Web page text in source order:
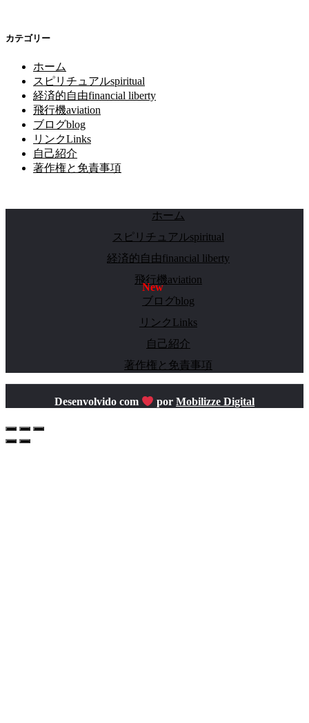
カテゴリー
ホーム
スピリチュアルspiritual
経済的自由financial liberty
飛行機aviation
ブログblog
リンクLinks
自己紹介
著作権と免責事項
ホーム
スピリチュアルspiritual
経済的自由financial liberty
飛行機aviation
ブログblog
リンクLinks
自己紹介
著作権と免責事項
Desenvolvido com porMobilizze Digital